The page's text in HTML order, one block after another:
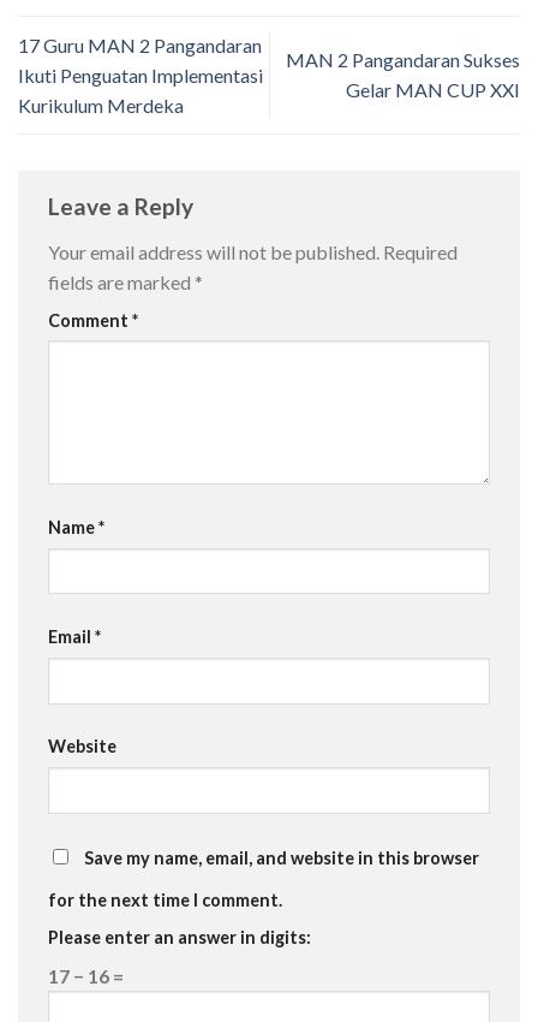
17 Guru MAN 2 Pangandaran
Ikuti Penguatan Implementasi
Kurikulum Merdeka
MAN 2 Pangandaran Sukses
Gelar MAN CUP XXI
Leave a Reply
Your email address will not be published. Required
fields are marked *
Comment *
Name*
Email *
Website
Save my name, email, and website in this browser
for the next time I comment.
Please enter an answer in digits:
17 − 16 =